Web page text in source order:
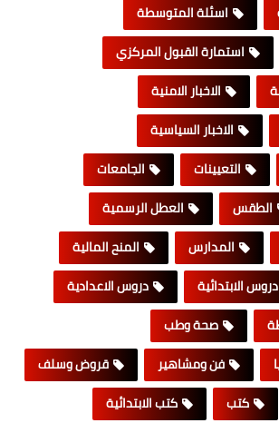
اسئلة المتوسطة
استمارة القبول المركزي
الاخبار الامنية
الاخبار السياسية
التعيينات
الجامعات
الطقس
العطل الرسمية
المدارس
المنح المالية
دروس الابتدائية
دروس الاعدادية
صحة وطب
فن ومشاهير
قروض وسلف
كتب
كتب الابتدائية